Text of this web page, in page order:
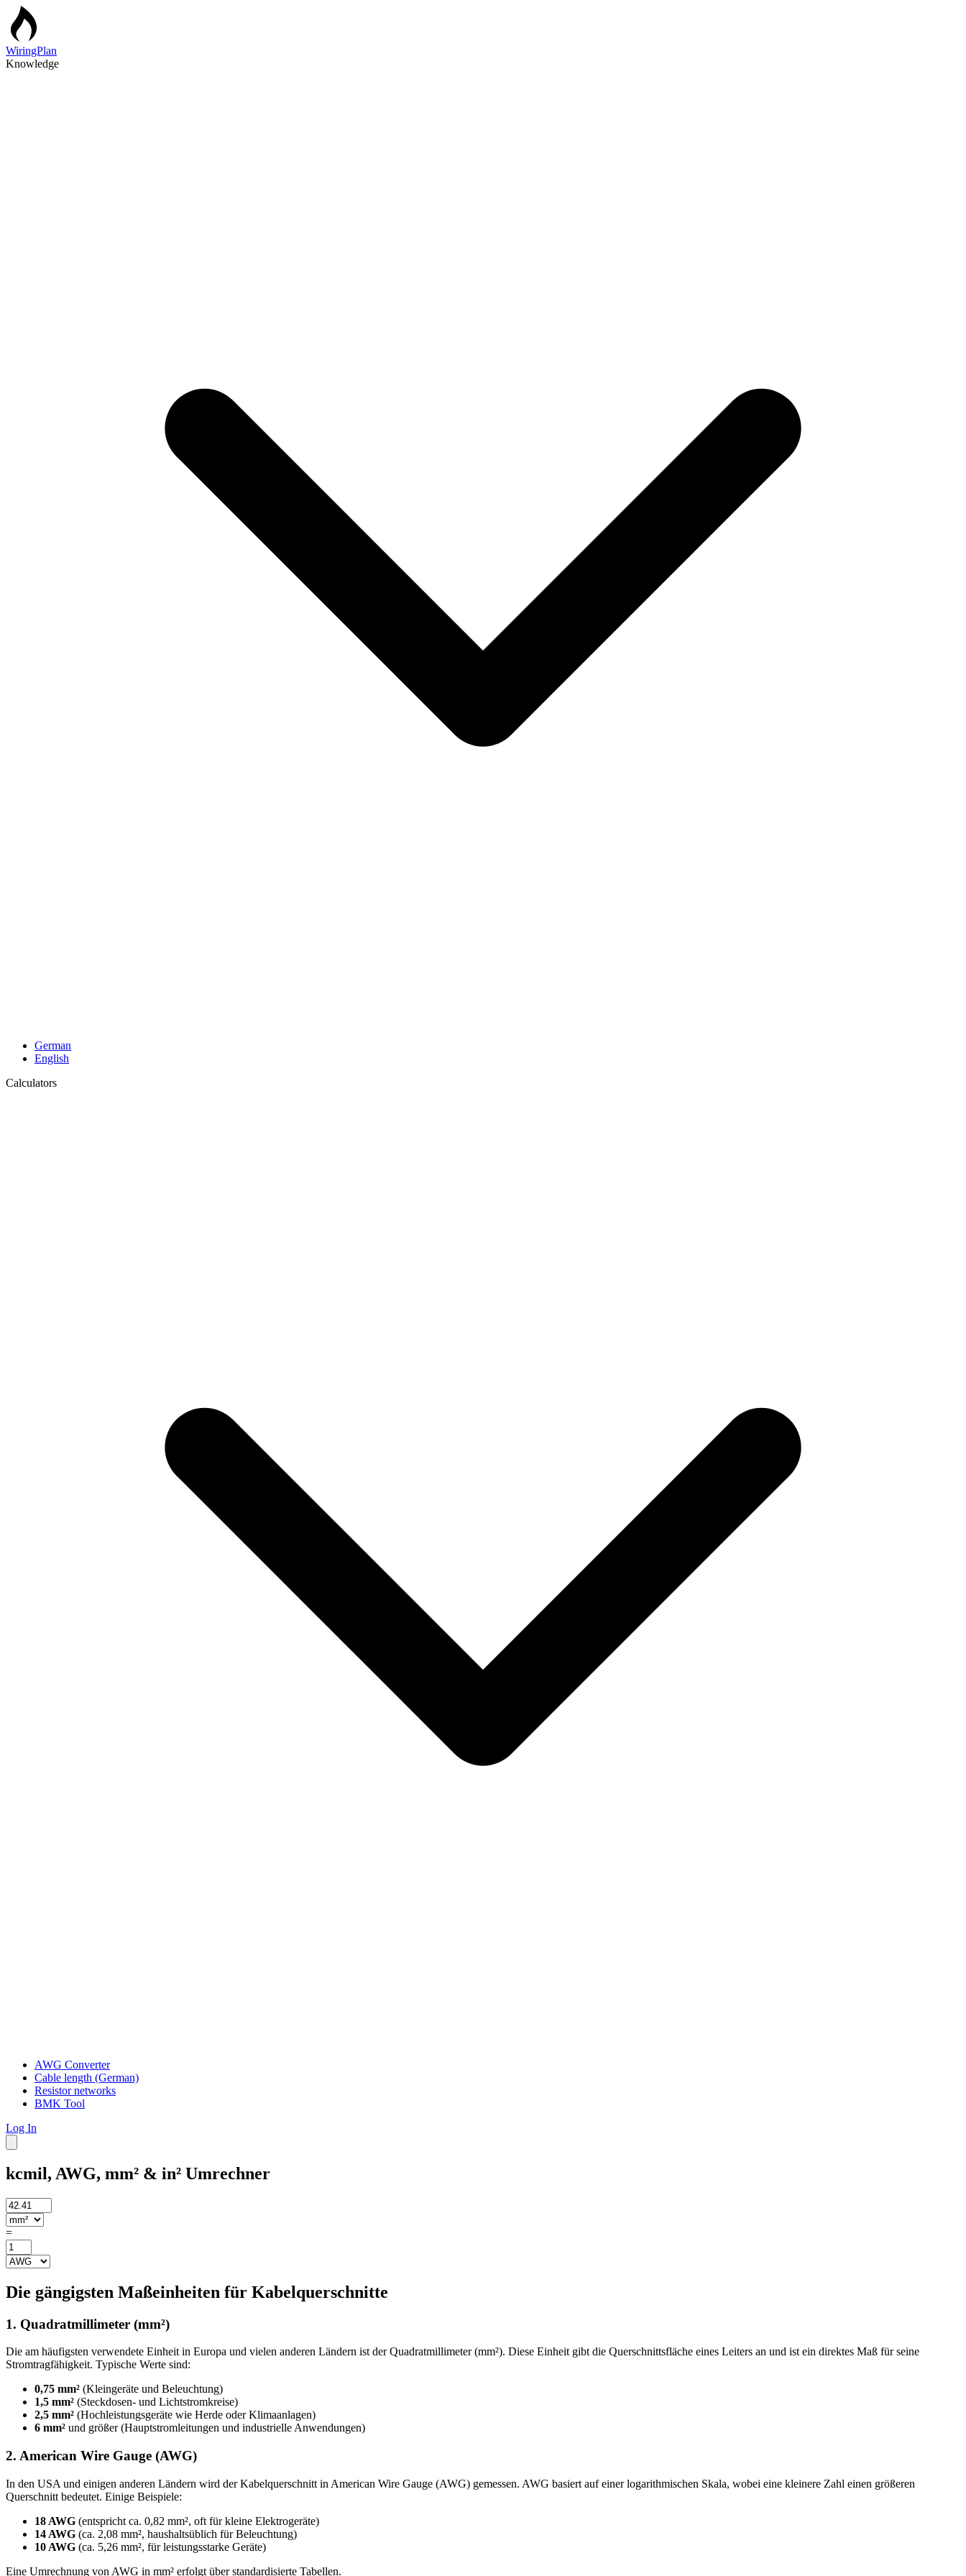
WiringPlan
Knowledge
German
English
Calculators
AWG Converter
Cable length (German)
Resistor networks
BMK Tool
Log In
kcmil, AWG, mm² & in² Umrechner
=
Die gängigsten Maßeinheiten für Kabelquerschnitte
1. Quadratmillimeter (mm²)
Die am häufigsten verwendete Einheit in Europa und vielen anderen Ländern ist der Quadratmillimeter (mm²). Diese Einheit gibt die Querschnittsfläche eines Leiters an und ist ein direktes Maß für seine
Stromtragfähigkeit. Typische Werte sind:
0,75 mm² (Kleingeräte und Beleuchtung)
1,5 mm² (Steckdosen- und Lichtstromkreise)
2,5 mm² (Hochleistungsgeräte wie Herde oder Klimaanlagen)
6 mm² und größer (Hauptstromleitungen und industrielle Anwendungen)
2. American Wire Gauge (AWG)
In den USA und einigen anderen Ländern wird der Kabelquerschnitt in American Wire Gauge (AWG) gemessen. AWG basiert auf einer logarithmischen Skala, wobei eine kleinere Zahl einen größeren
Querschnitt bedeutet. Einige Beispiele:
18 AWG (entspricht ca. 0,82 mm², oft für kleine Elektrogeräte)
14 AWG (ca. 2,08 mm², haushaltsüblich für Beleuchtung)
10 AWG (ca. 5,26 mm², für leistungsstarke Geräte)
Eine Umrechnung von AWG in mm² erfolgt über standardisierte Tabellen.